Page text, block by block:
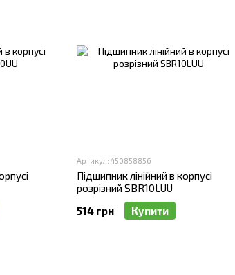
Артикул: 450858856
Підшипник лінійний в корпусі
розрізний SBR10LUU
514 грн
Купити